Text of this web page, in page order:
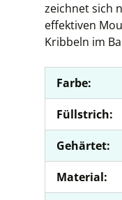
zeichnet sich
effektiven
Kribbeln im
Farbe:
Füllstrich:
Gehärtet:
Material: